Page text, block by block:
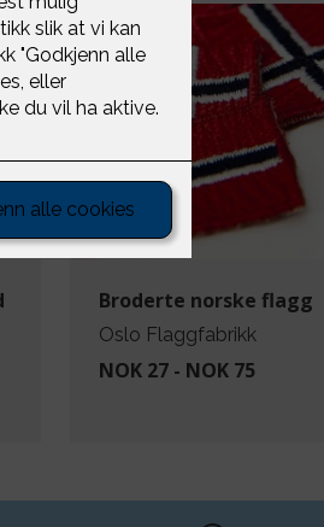
Broderte norske flagg
Oslo Flaggfabrikk
NOK 27 - NOK 75